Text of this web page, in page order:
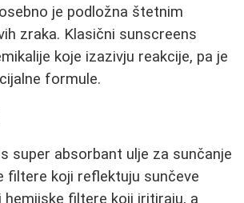
je podložna štetnim
zraka. Klasični sunscreens
koje izazivju reakcije, pa je
formule.
super absorbant ulje za sunčanje
filtere koji reflektuju sunčeve
hemijske filtere koji iritiraju, a